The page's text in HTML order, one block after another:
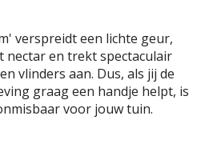
verspreidt een lichte geur,
nectar en trekt spectaculair
vlinders aan. Dus, als jij de
graag een handje helpt, is
voor jouw tuin.